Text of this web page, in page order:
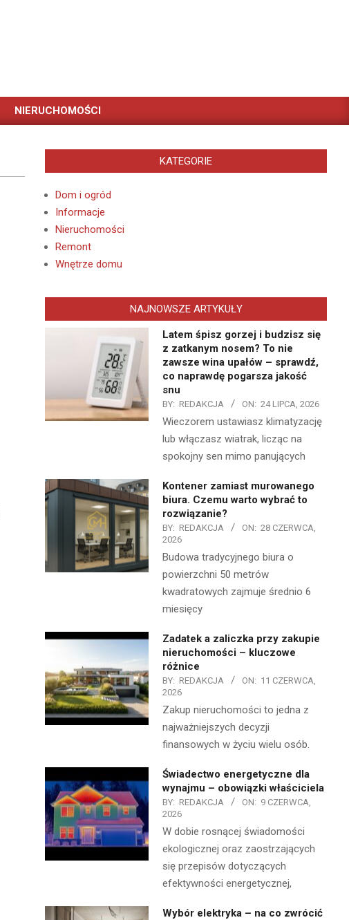
NIERUCHOMOŚCI
KATEGORIE
Dom i ogród
Informacje
Nieruchomości
Remont
Wnętrze domu
NAJNOWSZE ARTYKUŁY
Latem śpisz gorzej i budzisz się
z zatkanym nosem? To nie
zawsze wina upałów – sprawdź,
co naprawdę pogarsza jakość
snu
BY: REDAKCJA ON: 24 LIPCA, 2026
Wieczorem ustawiasz klimatyzację
lub włączasz wiatrak, licząc na
spokojny sen mimo panujących
Kontener zamiast murowanego
biura. Czemu warto wybrać to
rozwiązanie?
BY: REDAKCJA ON: 28 CZERWCA,
2026
Budowa tradycyjnego biura o
powierzchni 50 metrów
kwadratowych zajmuje średnio 6
miesięcy
Zadatek a zaliczka przy zakupie
nieruchomości – kluczowe
różnice
BY: REDAKCJA ON: 11 CZERWCA,
2026
Zakup nieruchomości to jedna z
najważniejszych decyzji
finansowych w życiu wielu osób.
Świadectwo energetyczne dla
wynajmu – obowiązki właściciela
BY: REDAKCJA ON: 9 CZERWCA,
2026
W dobie rosnącej świadomości
ekologicznej oraz zaostrzających
się przepisów dotyczących
efektywności energetycznej,
Wybór elektryka – na co zwrócić